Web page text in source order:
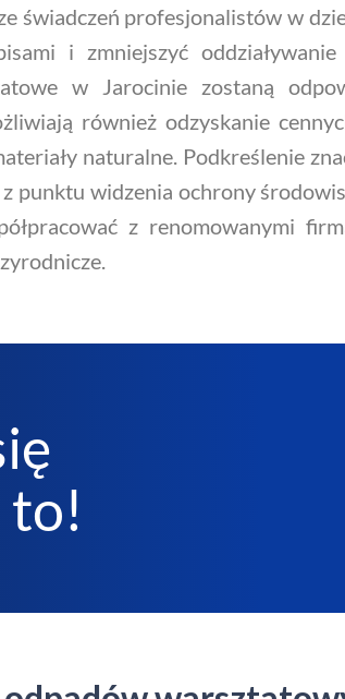
świadczeń profesjonalistów w
i zmniejszyć
w Jarocinie zostaną
również odzyskanie
naturalne. Podkreślenie
punktu widzenia ochrony
z renomowanymi
to!